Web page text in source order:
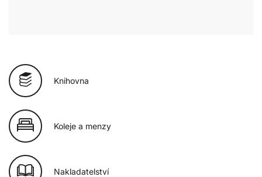
Knihovna
Koleje a menzy
Nakladatelství